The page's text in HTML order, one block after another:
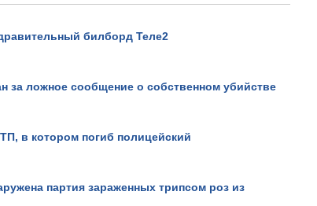
билборд Теле2
ложное сообщение о собственном убийстве
в котором погиб полицейский
партия зараженных трипсом роз из